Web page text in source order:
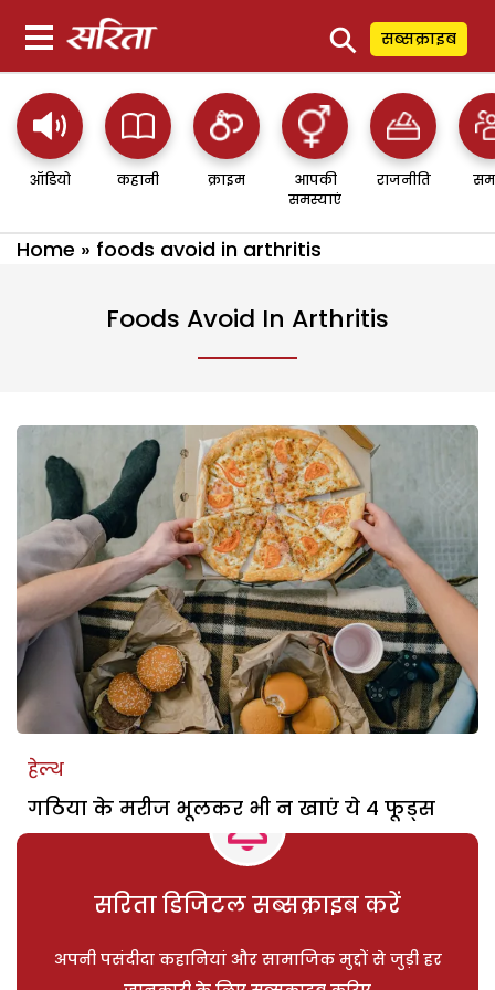
⚲ सब्सक्राइब
ऑडियो कहानी क्राइम
आपकी
समस्याएं
राजनीति
Home » foods avoid in arthritis
Foods Avoid In Arthritis
हेल्थ
गठिया के मरीज भूलकर भी न खाएं ये 4 फूड्स
सरिता डिजिटल सब्सक्राइब करें
अपनी पसंदीदा कहानियां और सामाजिक मुद्दों से जुड़ी हर